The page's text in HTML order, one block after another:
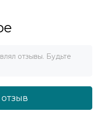
отзывы. Будьте